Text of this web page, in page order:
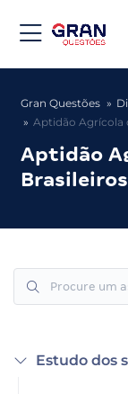
Gran Questões
Aptidão Agrícola
Aptidão
Brasileiros
Estudo dos